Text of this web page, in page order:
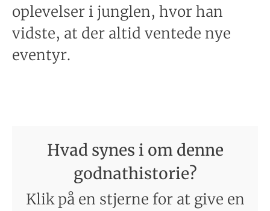
oplevelser i junglen, hvor han
vidste, at der altid ventede nye
eventyr.
Hvad synes i om denne
godnathistorie?
Klik på en stjerne for at give en